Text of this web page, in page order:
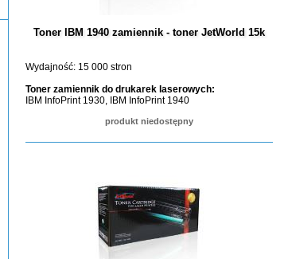
Toner IBM 1940 zamiennik - toner JetWorld 15k
Wydajność: 15 000 stron
Toner zamiennik do drukarek laserowych:
IBM InfoPrint 1930, IBM InfoPrint 1940
produkt niedostępny